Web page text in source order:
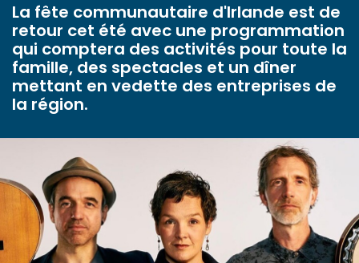
La fête communautaire d'Irlande est de
retour cet été avec une programmation
qui comptera des activités pour toute la
famille, des spectacles et un dîner
mettant en vedette des entreprises de
la région.